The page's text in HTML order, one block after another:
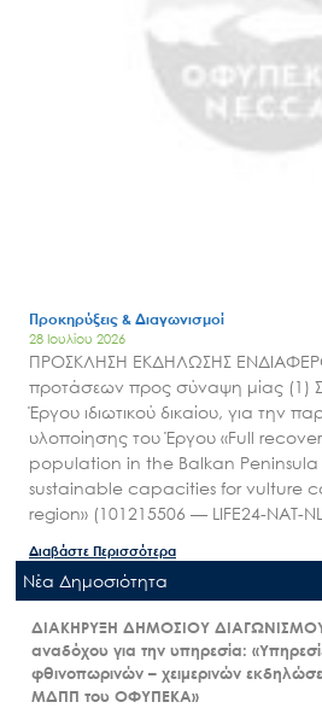
Προκηρύξεις & Διαγωνισμοί
28 Ιουλίου 2026
ΠΡΟΣΚΛΗΣΗ ΕΚΔΗΛΩΣΗΣ
προτάσεων προς σύναψη μίας (1)
Έργου ιδιωτικού δικαίου, για την
υλοποίησης του Έργου «Full
population in the Balkan
sustainable capacities for vulture
region» (101215506 — LIFE24-NAT-
Διαβάστε Περισσότερα
Nέα Δημοσιότητα
ΔΙΑΚΗΡΥΞΗ ΔΗΜΟΣΙΟΥ ΔΙΑΓΩΝΙΣΜΟΥ
αναδόχου για την υπηρεσία:
φθινοπωρινών – χειμερινών
ΜΔΠΠ του ΟΦΥΠΕΚΑ»